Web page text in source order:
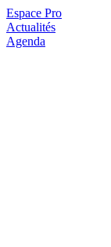
Espace Pro
Actualités
Agenda